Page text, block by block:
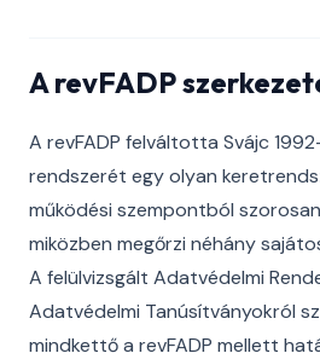
A revFADP
A revFADP felváltotta Svájc
rendszerét egy olyan
működési szempontból
miközben megőrzi néhány
A felülvizsgált Adatvédelmi
Adatvédelmi Tanúsítványokról
mindkettő a revFADP mellett